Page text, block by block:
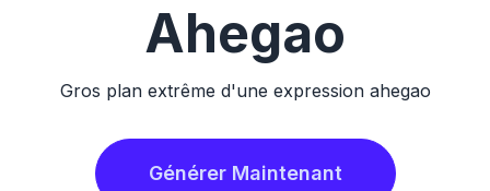
Ahegao
Gros plan extrême d'une expression ahegao
Générer Maintenant